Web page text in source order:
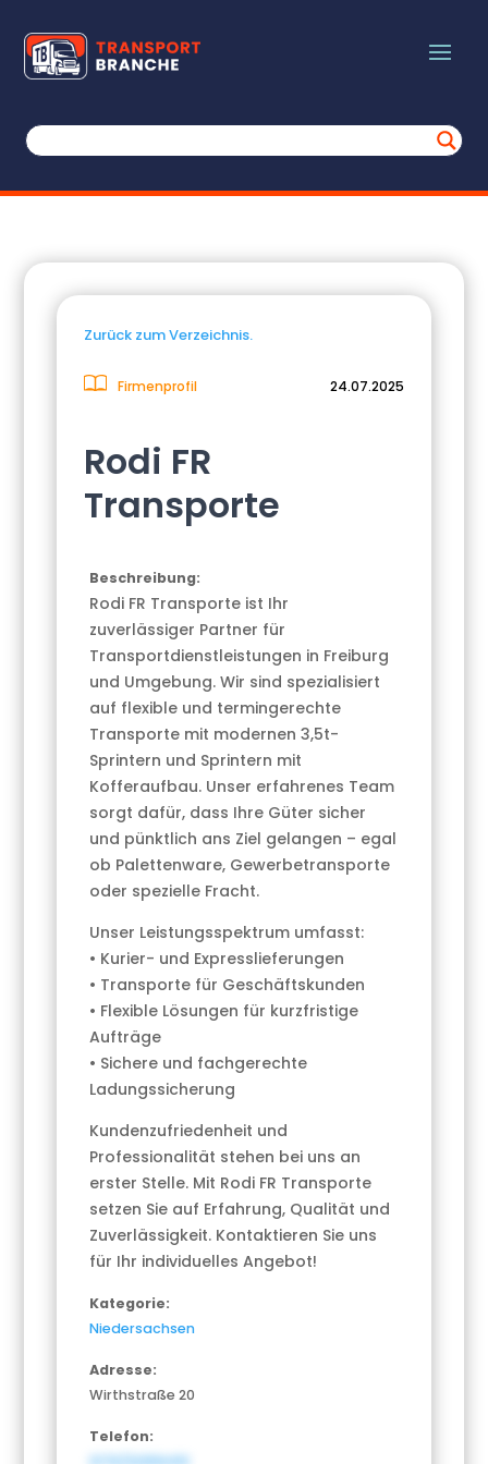
Zurück zum Verzeichnis.
Firmenprofil 24.07.2025
Rodi FR
Transporte
Beschreibung:
Rodi FR Transporte ist Ihr
zuverlässiger Partner für
Transportdienstleistungen in Freiburg
und Umgebung. Wir sind spezialisiert
auf flexible und termingerechte
Transporte mit modernen 3,5t-
Sprintern und Sprintern mit
Kofferaufbau. Unser erfahrenes Team
sorgt dafür, dass Ihre Güter sicher
und pünktlich ans Ziel gelangen – egal
ob Palettenware, Gewerbetransporte
oder spezielle Fracht.
Unser Leistungsspektrum umfasst:
• Kurier- und Expresslieferungen
• Transporte für Geschäftskunden
• Flexible Lösungen für kurzfristige
Aufträge
• Sichere und fachgerechte
Ladungssicherung
Kundenzufriedenheit und
Professionalität stehen bei uns an
erster Stelle. Mit Rodi FR Transporte
setzen Sie auf Erfahrung, Qualität und
Zuverlässigkeit. Kontaktieren Sie uns
für Ihr individuelles Angebot!
Kategorie:
Niedersachsen
Adresse:
Wirthstraße 20
Telefon: